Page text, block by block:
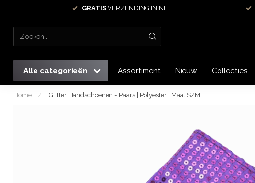
GRATISVERZENDING IN NL
Alle categorieën Assortiment Nieuw Collecties
Home / Glitter Handschoenen - Paars | Polyester | Maat S/M